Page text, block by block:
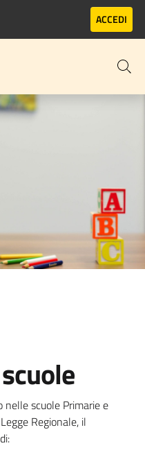
ACCEDI
scuole Primarie e
Regionale, il